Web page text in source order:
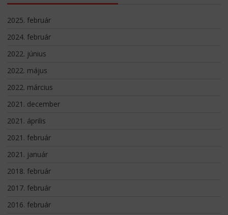
2025. február
2024. február
2022. június
2022. május
2022. március
2021. december
2021. április
2021. február
2021. január
2018. február
2017. február
2016. február